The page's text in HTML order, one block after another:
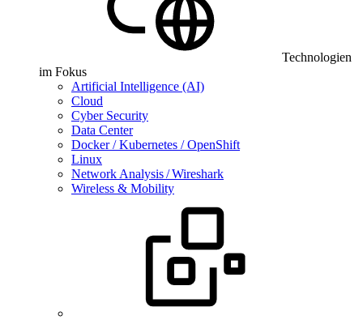
Technologien
im Fokus
Artificial Intelligence (AI)
Cloud
Cyber Security
Data Center
Docker / Kubernetes / OpenShift
Linux
Network Analysis / Wireshark
Wireless & Mobility